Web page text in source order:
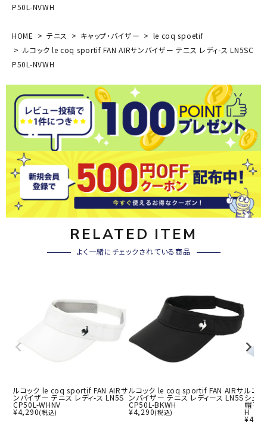
P50L-NVWH
HOME テニス キャップ・バイザー
le coq spoetif
ルコック le coq sportif FAN AIRサンバイザー テニス レディ-ス LN5SC
P50L-NVWH
RELATED ITEM
よく一緒にチェックされている商品
ルコック le coq sportif FAN AIRサ
ンバイザー テニス レディ-ス LN5S
CP50L-WHNV
¥4,290(税込)
ルコック le coq sportif FAN AIRサ
ンバイザー テニス レディース LN5S
CP50L-BKWH
¥4,290(税込)
ルコ
シュ
帽子
H
¥